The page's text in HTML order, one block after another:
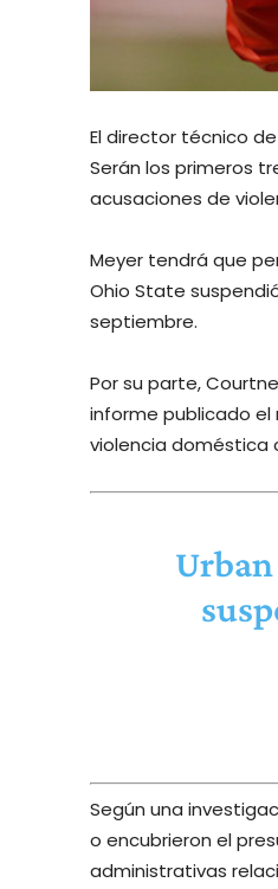
El director técnico
Serán los primeros
acusaciones de
Meyer tendrá que
Ohio State
septiembre.
Por su parte,
informe publicado el
violencia doméstica
Según una
o encubrieron el
administrativas